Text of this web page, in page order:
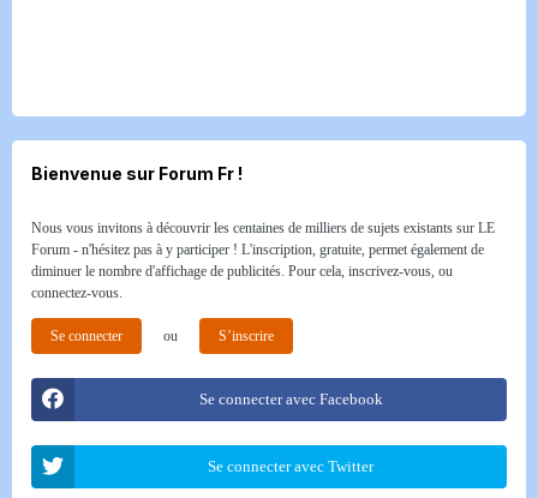
Bienvenue sur Forum Fr !
Nous vous invitons à découvrir les centaines de milliers de sujets existants sur LE
Forum - n'hésitez pas à y participer ! L'inscription, gratuite, permet également de
diminuer le nombre d'affichage de publicités. Pour cela, inscrivez-vous, ou
connectez-vous.
Se connecter ou S’inscrire
Se connecter avec Facebook
Se connecter avec Twitter